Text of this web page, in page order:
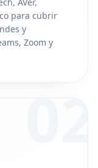
para cubrir
y
Zoom y
02